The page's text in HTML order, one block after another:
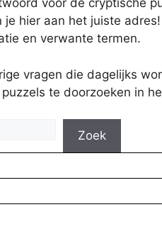
voor de cryptische
je hier aan het juiste
en verwante termen.
vragen die dagelijks
te doorzoeken in
Zoek